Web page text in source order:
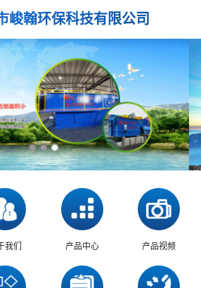
峻翰环保科技有限公司
我们 产品中心 产品视频